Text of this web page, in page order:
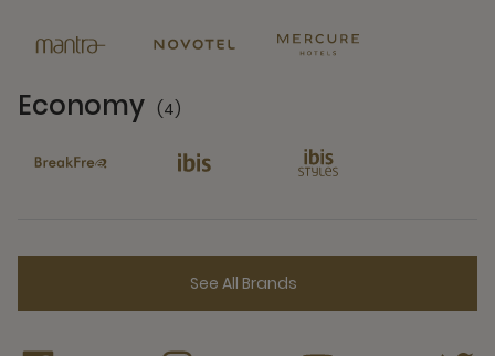
Economy (4)
See All Brands